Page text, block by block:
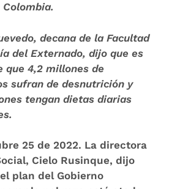
decana de la Facultad
del Externado, dijo que es
que 4,2 millones de
sufran de desnutrición y
tengan dietas diarias
25 de 2022. La directora
Cielo Rusinque, dijo
plan del Gobierno